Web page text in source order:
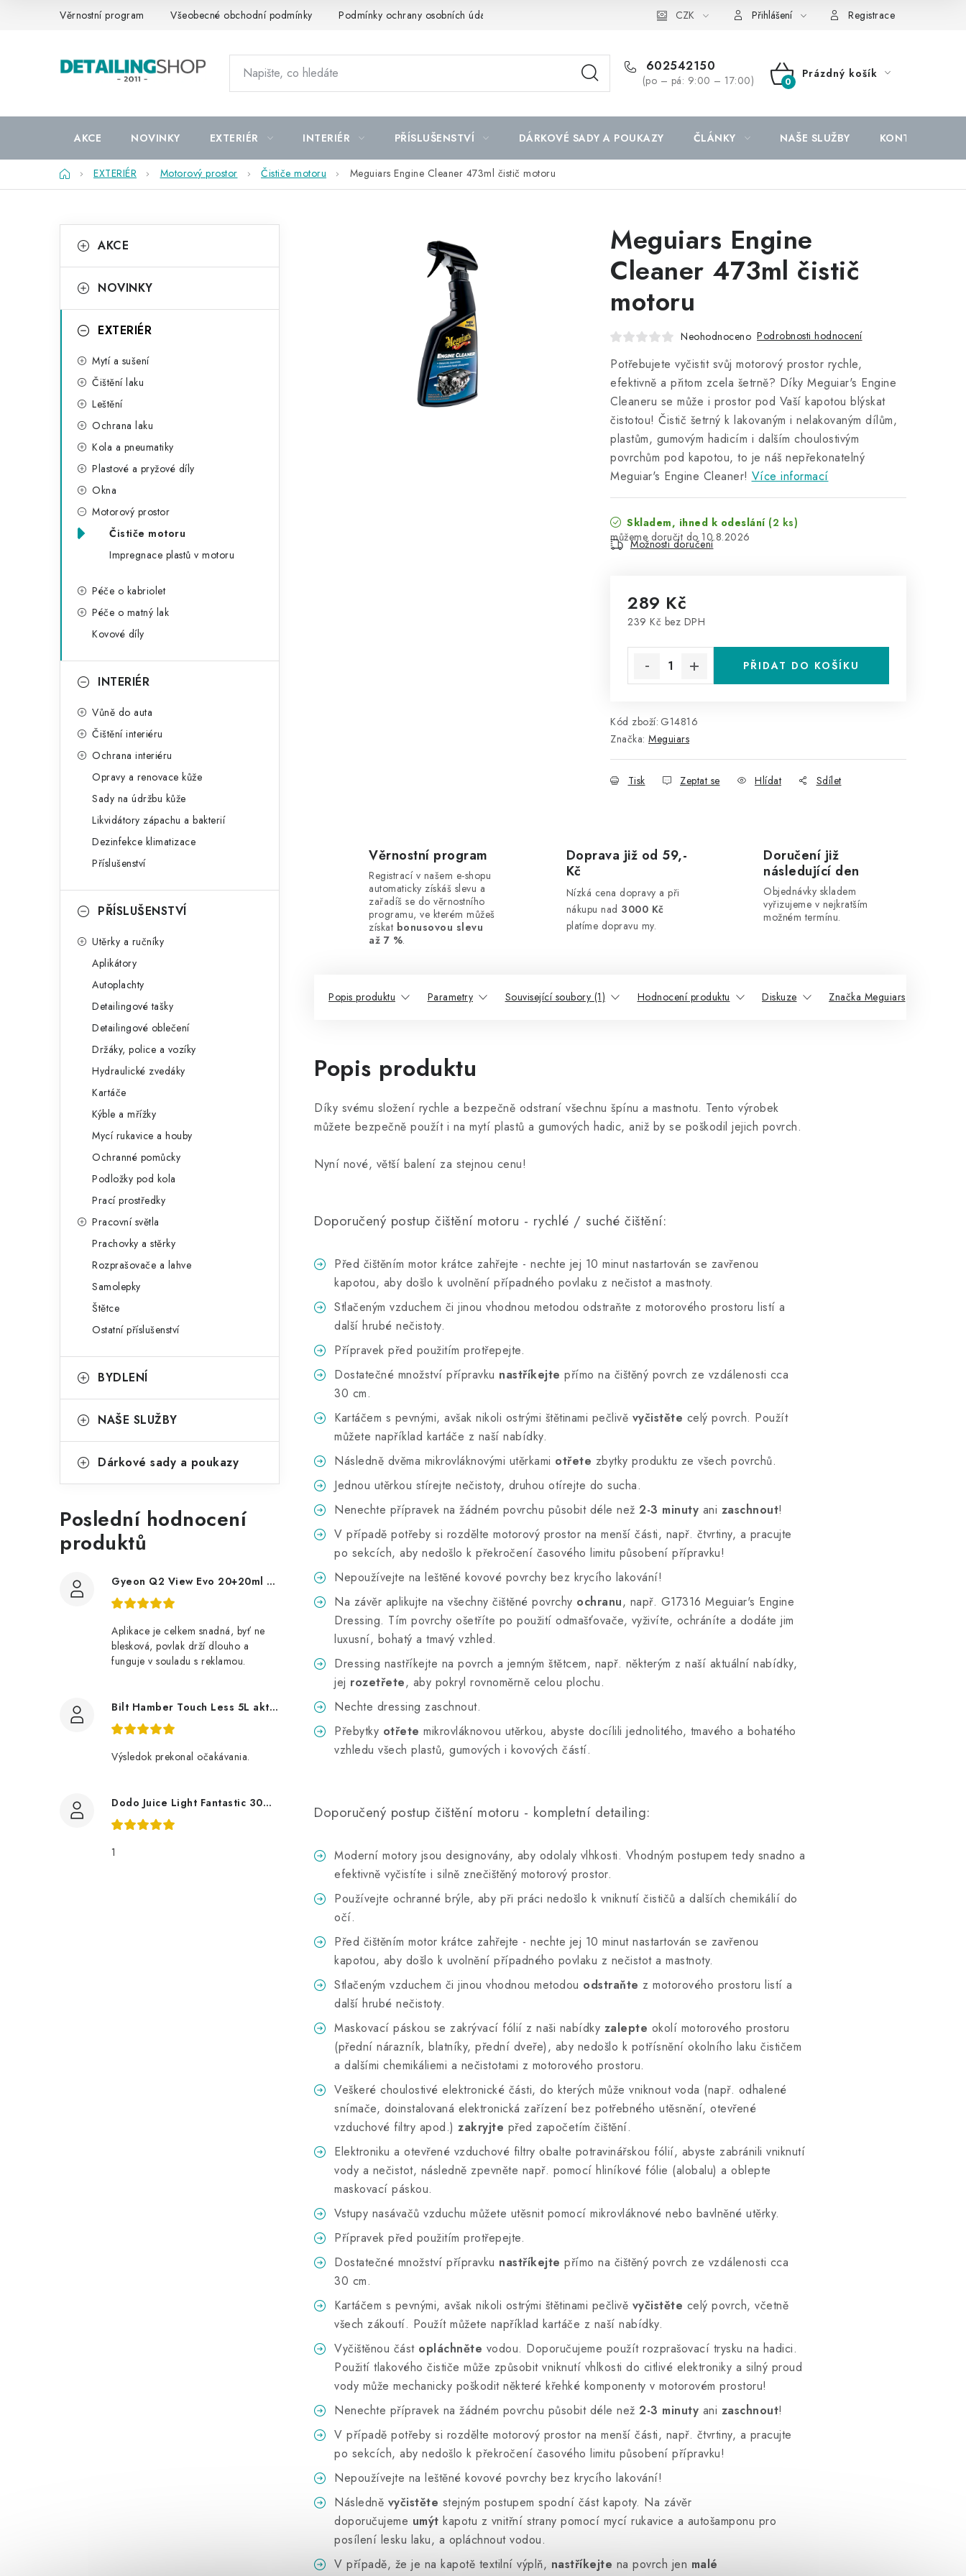
Věrnostní program Všeobecné obchodní podmínky Podmínky ochrany osobních údajů CZK Přihlášení Registrace
602542150
(po – pá: 9:00 – 17:00)
NÁKUPNÍ
Prázdný košík
AKCE NOVINKY EXTERIÉR INTERIÉR PŘÍSLUŠENSTVÍ DÁRKOVÉ SADY A POUKAZY ČLÁNKY NAŠE SLUŽBY KONTAKTY
DomůEXTERIÉR Motorový prostor Čističe motoru Meguiars Engine Cleaner 473ml čistič motoru
o
t
kategorie
a
e
AKCE
NOVINKY
EXTERIÉR
Mytí a sušení
Čištění laku
Leštění
Ochrana laku
Kola a pneumatiky
Plastové a pryžové díly
Okna
Motorový prostor
Čističe motoru
Impregnace plastů v motoru
Péče o kabriolet
Péče o matný lak
Kovové díly
INTERIÉR
Vůně do auta
Čištění interiéru
Ochrana interiéru
Opravy a renovace kůže
Sady na údržbu kůže
Likvidátory zápachu a bakterií
Dezinfekce klimatizace
Příslušenství
PŘÍSLUŠENSTVÍ
Utěrky a ručníky
Aplikátory
Autoplachty
Detailingové tašky
Detailingové oblečení
Držáky, police a vozíky
Hydraulické zvedáky
Kartáče
Kýble a mřížky
Mycí rukavice a houby
Ochranné pomůcky
Podložky pod kola
Prací prostředky
Pracovní světla
Prachovky a stěrky
Rozprašovače a lahve
Samolepky
Štětce
Ostatní příslušenství
BYDLENÍ
NAŠE SLUŽBY
Dárkové sady a poukazy
Poslední hodnocení
produktů
Gyeon Q2 View Evo 20+20ml nanopovlak na okna
Aplikace je celkem snadná, byť ne
blesková, povlak drží dlouho a
funguje v souladu s reklamou.
Bilt Hamber Touch Less 5L aktivní pěna
Výsledok prekonal očakávania.
Dodo Juice Light Fantastic 30ml měkký vosk
1
Meguiars Engine
Cleaner 473ml čistič
motoru
Neohodnoceno Podrobnosti hodnocení
Potřebujete vyčistit svůj motorový prostor rychle,
efektivně a přitom zcela šetrně? Díky Meguiar's Engine
Cleaneru se může i prostor pod Vaší kapotou blýskat
čistotou! Čistič šetrný k lakovaným i nelakovaným dílům,
plastům, gumovým hadicím i dalším choulostivým
povrchům pod kapotou, to je náš nepřekonatelný
Meguiar's Engine Cleaner! Více informací
Skladem, ihned k odeslání (2 ks)
10.8.2026
Možnosti doručení
289 Kč
239 Kč bez DPH
PŘIDAT DO KOŠÍKU
Kód zboží: G14816
Značka: Meguiars
Tisk Zeptat se Hlídat Sdílet
Věrnostní program
Registrací v našem e-shopu
automaticky získáš slevu a
zařadíš se do věrnostního
programu, ve kterém můžeš
získat bonusovou slevu
až 7 %.
Doprava již od 59,-
Kč
Nízká cena dopravy a při
nákupu nad 3000 Kč
platíme dopravu my.
Doručení již
následující den
Objednávky skladem
vyřizujeme v nejkratším
možném termínu.
Popis produktu Parametry Související soubory (1) Hodnocení produktu Diskuze Značka Meguiars
Popis produktu
Díky svému složení rychle a bezpečně odstraní všechnu špínu a mastnotu. Tento výrobek
můžete bezpečně použít i na mytí plastů a gumových hadic, aniž by se poškodil jejich povrch.
Nyní nové, větší balení za stejnou cenu!
Doporučený postup čištění motoru - rychlé / suché čištění:
Před čištěním motor krátce zahřejte - nechte jej 10 minut nastartován se zavřenou
kapotou, aby došlo k uvolnění případného povlaku z nečistot a mastnoty.
Stlačeným vzduchem či jinou vhodnou metodou odstraňte z motorového prostoru listí a
další hrubé nečistoty.
Přípravek před použitím protřepejte.
Dostatečné množství přípravku nastříkejte přímo na čištěný povrch ze vzdálenosti cca
30 cm.
Kartáčem s pevnými, avšak nikoli ostrými štětinami pečlivě vyčistěte celý povrch. Použít
můžete například kartáče z naší nabídky.
Následně dvěma mikrovláknovými utěrkami otřete zbytky produktu ze všech povrchů.
Jednou utěrkou stírejte nečistoty, druhou otírejte do sucha.
Nenechte přípravek na žádném povrchu působit déle než 2-3 minuty ani zaschnout!
V případě potřeby si rozdělte motorový prostor na menší části, např. čtvrtiny, a pracujte
po sekcích, aby nedošlo k překročení časového limitu působení přípravku!
Nepoužívejte na leštěné kovové povrchy bez krycího lakování!
Na závěr aplikujte na všechny čištěné povrchy ochranu, např. G17316 Meguiar's Engine
Dressing. Tím povrchy ošetříte po použití odmašťovače, vyživíte, ochráníte a dodáte jim
luxusní, bohatý a tmavý vzhled.
Dressing nastříkejte na povrch a jemným štětcem, např. některým z naší aktuální nabídky,
jej rozetřete, aby pokryl rovnoměrně celou plochu.
Nechte dressing zaschnout.
Přebytky otřete mikrovláknovou utěrkou, abyste docílili jednolitého, tmavého a bohatého
vzhledu všech plastů, gumových i kovových částí.
Doporučený postup čištění motoru - kompletní detailing:
Moderní motory jsou designovány, aby odolaly vlhkosti. Vhodným postupem tedy snadno a
efektivně vyčistíte i silně znečištěný motorový prostor.
Používejte ochranné brýle, aby při práci nedošlo k vniknutí čističů a dalších chemikálií do
očí.
Před čištěním motor krátce zahřejte - nechte jej 10 minut nastartován se zavřenou
kapotou, aby došlo k uvolnění případného povlaku z nečistot a mastnoty.
Stlačeným vzduchem či jinou vhodnou metodou odstraňte z motorového prostoru listí a
další hrubé nečistoty.
Maskovací páskou se zakrývací fólií z naši nabídky zalepte okolí motorového prostoru
(přední nárazník, blatníky, přední dveře), aby nedošlo k potřísnění okolního laku čističem
a dalšími chemikáliemi a nečistotami z motorového prostoru.
Veškeré choulostivé elektronické části, do kterých může vniknout voda (např. odhalené
snímače, doinstalovaná elektronická zařízení bez potřebného utěsnění, otevřené
vzduchové filtry apod.) zakryjte před započetím čištění.
Elektroniku a otevřené vzduchové filtry obalte potravinářskou fólií, abyste zabránili vniknutí
vody a nečistot, následně zpevněte např. pomocí hliníkové fólie (alobalu) a oblepte
maskovací páskou.
Vstupy nasávačů vzduchu můžete utěsnit pomocí mikrovláknové nebo bavlněné utěrky.
Přípravek před použitím protřepejte.
Dostatečné množství přípravku nastříkejte přímo na čištěný povrch ze vzdálenosti cca
30 cm.
Kartáčem s pevnými, avšak nikoli ostrými štětinami pečlivě vyčistěte celý povrch, včetně
všech zákoutí. Použít můžete například kartáče z naší nabídky.
Vyčištěnou část opláchněte vodou. Doporučujeme použít rozprašovací trysku na hadici.
Použití tlakového čističe může způsobit vniknutí vhlkosti do citlivé elektroniky a silný proud
vody může mechanicky poškodit některé křehké komponenty v motorovém prostoru!
Nenechte přípravek na žádném povrchu působit déle než 2-3 minuty ani zaschnout!
V případě potřeby si rozdělte motorový prostor na menší části, např. čtvrtiny, a pracujte
po sekcích, aby nedošlo k překročení časového limitu působení přípravku!
Nepoužívejte na leštěné kovové povrchy bez krycího lakování!
Následně vyčistěte stejným postupem spodní část kapoty. Na závěr
doporučujeme umýt kapotu z vnitřní strany pomocí mycí rukavice a autošamponu pro
posílení lesku laku, a opláchnout vodou.
V případě, že je na kapotě textilní výplň, nastříkejte na povrch jen malé